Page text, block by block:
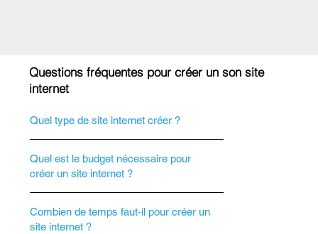
Questions fréquentes pour créer un son site
internet
Quel type de site internet créer ?
Quel est le budget nécessaire pour
créer un site internet ?
Combien de temps faut-il pour créer un
site internet ?